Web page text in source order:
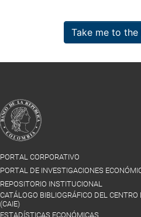
Take me to
PORTAL CORPORATIVO
PORTAL DE INVESTIGACIONES
REPOSITORIO INSTITUCIONAL
CATÁLOGO BIBLIOGRÁFICO DEL
(CAIE)
ESTADÍSTICAS ECONÓMICAS